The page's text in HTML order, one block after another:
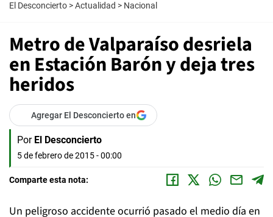
El Desconcierto >Actualidad > Nacional
Metro de Valparaíso desriela
en Estación Barón y deja tres
heridos
Agregar El Desconcierto en
Por El Desconcierto
5 de febrero de 2015 - 00:00
Comparte esta nota:
Un peligroso accidente ocurrió pasado el medio día en